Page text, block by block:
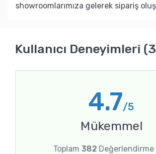
showroomlarımıza gelerek sipariş
Kullanıcı Deneyimleri
4.7/5
Mükemmel
Toplam 382 Değerlendirme